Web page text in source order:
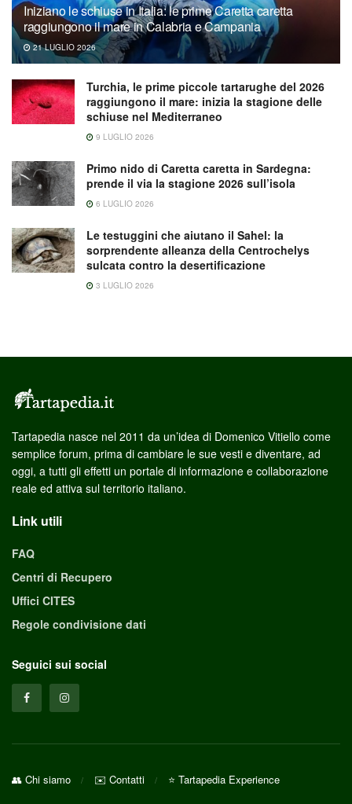
Iniziano le schiuse in Italia: le prime Caretta caretta
raggiungono il mare in Calabria e Campania
21 LUGLIO 2026
Turchia, le prime piccole tartarughe del 2026
raggiungono il mare: inizia la stagione delle
schiuse nel Mediterraneo
9 LUGLIO 2026
Primo nido di Caretta caretta in Sardegna:
prende il via la stagione 2026 sull’isola
6 LUGLIO 2026
Le testuggini che aiutano il Sahel: la
sorprendente alleanza della Centrochelys
sulcata contro la desertificazione
3 LUGLIO 2026
Tartapedia nasce nel 2011 da un’idea di Domenico Vitiello come
semplice forum, prima di cambiare le sue vesti e diventare, ad
oggi, a tutti gli effetti un portale di informazione e collaborazione
reale ed attiva sul territorio italiano.
Link utili
FAQ
Centri di Recupero
Uffici CITES
Regole condivisione dati
Seguici sui social
👥 Chi siamo ✉️ Contatti ⭐ Tartapedia Experience